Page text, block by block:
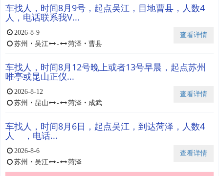
车找人，时间8月9号，起点吴江，目地曹县，人数4
人，电话联系我V...
查看详情
2026-8-9
苏州 ・ 吴江 - 菏泽・ 曹县
车找人，时间8月12号晚上或者13号早晨，起点苏州
唯亭或昆山正仪...
查看详情
2026-8-12
苏州 ・ 昆山 - 菏泽・ 成武
车找人，时间8月6日，起点吴江，到达菏泽，人数4
人 ，电话...
查看详情
2026-8-6
苏州 ・ 吴江 - 菏泽